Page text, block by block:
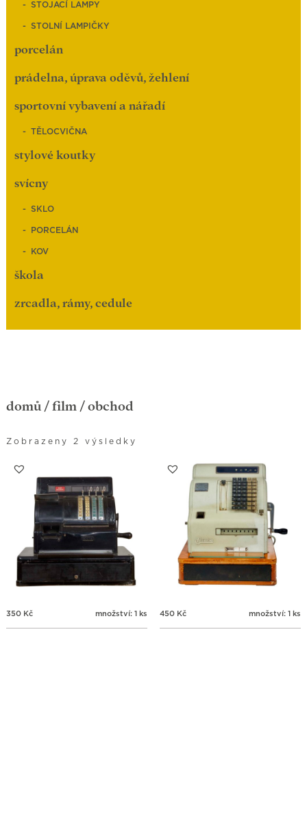
STOJACÍ LAMPY
STOLNÍ LAMPIČKY
porcelán
prádelna, úprava oděvů, žehlení
sportovní vybavení a nářadí
TĚLOCVIČNA
stylové koutky
svícny
SKLO
PORCELÁN
KOV
škola
zrcadla, rámy, cedule
domů / film / obchod
Zobrazeny 2 výsledky
350 Kč množství: 1 ks 450 Kč množství: 1 ks